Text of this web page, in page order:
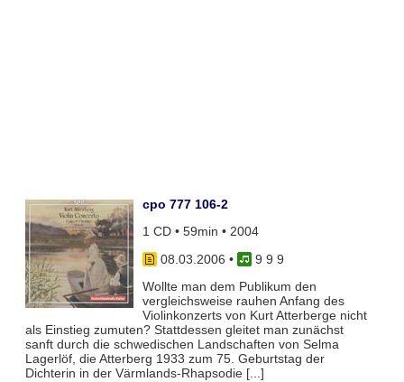
cpo 777 106-2
1 CD • 59min • 2004
08.03.2006 •
9 9 9
Wollte man dem Publikum den
vergleichsweise rauhen Anfang des
Violinkonzerts von Kurt Atterberge nicht
als Einstieg zumuten? Stattdessen gleitet man zunächst
sanft durch die schwedischen Landschaften von Selma
Lagerlöf, die Atterberg 1933 zum 75. Geburtstag der
Dichterin in der Värmlands-Rhapsodie [...]